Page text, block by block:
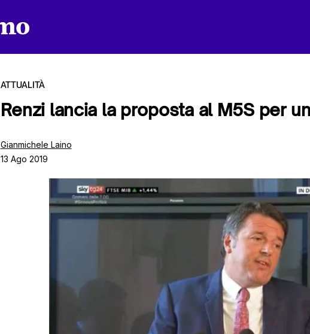
ATTUALITÀ
Renzi lancia la proposta al M5S per
Gianmichele Laino
13 Ago 2019